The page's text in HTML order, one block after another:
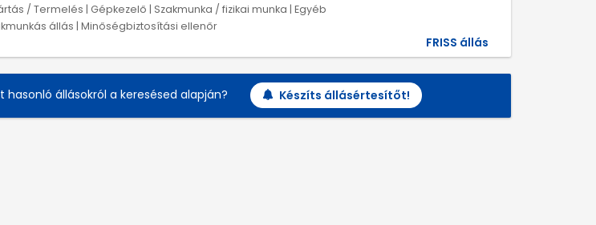
/ Termelés | Gépkezelő | Szakmunka / fizikai munka | Egyéb
állás | Minőségbiztosítási ellenőr
FRISS állás
hasonló állásokról a keresésed alapján? Készíts állásértesítőt!